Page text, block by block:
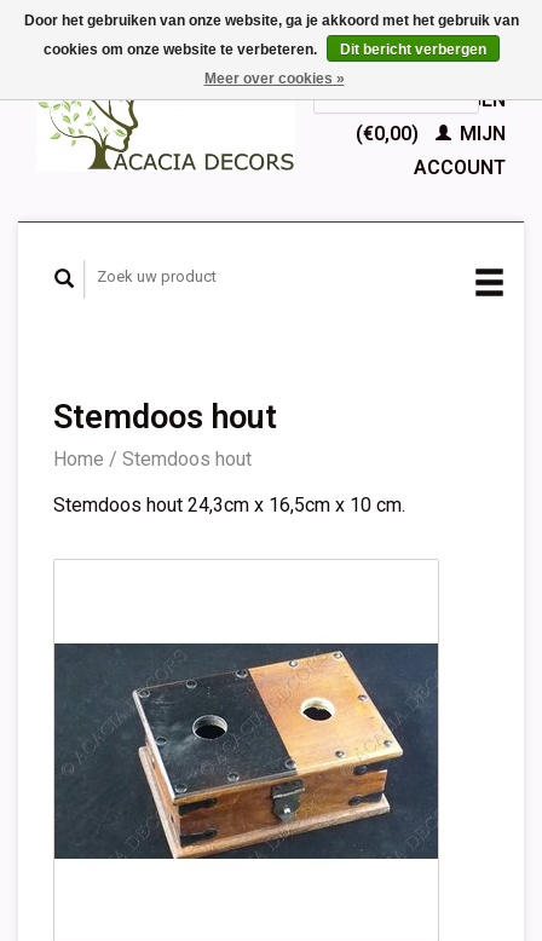
EUR
GBPNederlands
Deutsch
English
Français
WINKELWAGEN
(€0,00)
MIJN
ACCOUNT
Stemdoos hout
Home / Stemdoos hout
Stemdoos hout 24,3cm x 16,5cm x 10 cm.
Door het gebruiken van onze website, ga je akkoord met het gebruik van
cookies om onze website te verbeteren.
Dit bericht verbergen
Meer over cookies »